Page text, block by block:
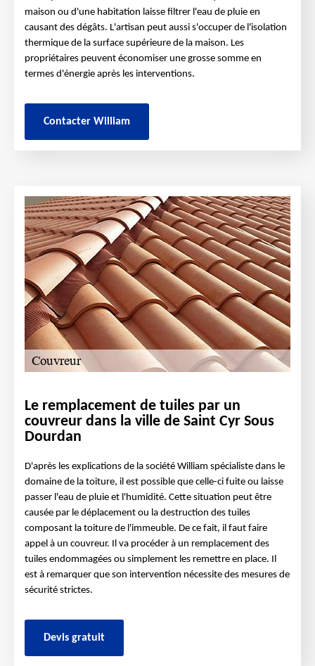
maison ou d'une habitation laisse filtrer l'eau de pluie en
causant des dégâts. L'artisan peut aussi s'occuper de l'isolation
thermique de la surface supérieure de la maison. Les
propriétaires peuvent économiser une grosse somme en
termes d'énergie après les interventions.
Contacter William
Le remplacement de tuiles par un
couvreur dans la ville de Saint Cyr Sous
Dourdan
D'après les explications de la société William spécialiste dans le
domaine de la toiture, il est possible que celle-ci fuite ou laisse
passer l'eau de pluie et l'humidité. Cette situation peut être
causée par le déplacement ou la destruction des tuiles
composant la toiture de l'immeuble. De ce fait, il faut faire
appel à un couvreur. Il va procéder à un remplacement des
tuiles endommagées ou simplement les remettre en place. Il
est à remarquer que son intervention nécessite des mesures de
sécurité strictes.
Devis gratuit